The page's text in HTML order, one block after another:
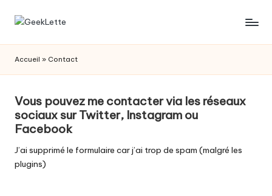
Skip
G
e
e
k
L
e
t
les
société
Accueil » Contact
Vous pouvez me contacter via les réseaux
sociaux surTwitter, Instagram ou
Facebook
J’ai supprimé le formulaire car j’ai trop de spam (malgré les
plugins)